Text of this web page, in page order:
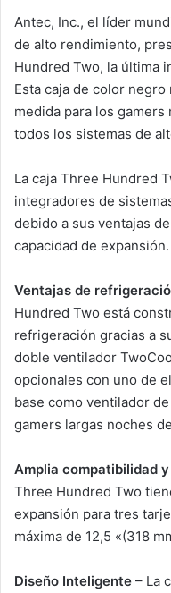
Antec, Inc., el líder
de alto rendimiento,
Hundred Two, la última
Esta caja de color
medida para los
todos los sistemas de
La caja Three Hundred
integradores de
debido a sus ventajas
capacidad de expansión.
Ventajas de
Hundred Two está
refrigeración gracias a
doble ventilador
opcionales con uno de
base como ventilador
gamers largas noches
Amplia compatibilidad
Three Hundred Two
expansión para tres
máxima de 12,5 «(318
Diseño Inteligente – La